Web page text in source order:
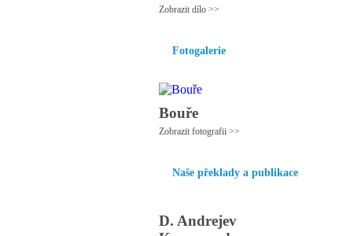
Zobrazit dílo >>
Fotogalerie
Bouře
Zobrazit fotografii >>
Naše překlady a publikace
D. Andrejev